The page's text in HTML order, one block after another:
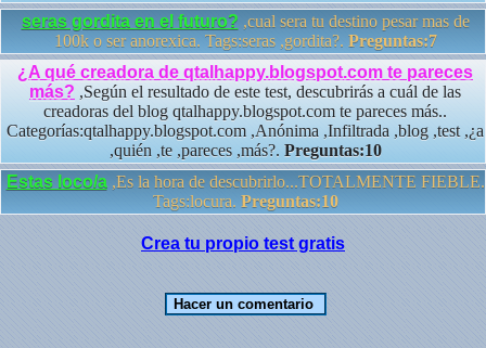
seras gordita en el futuro? ,cual sera tu destino pesar mas de
100k o ser anorexica. Tags:seras ,gordita?. Preguntas:7
¿A qué creadora de qtalhappy.blogspot.com te pareces
más? ,Según el resultado de este test, descubrirás a cuál de las
creadoras del blog qtalhappy.blogspot.com te pareces más..
Categorías:qtalhappy.blogspot.com ,Anónima ,Infiltrada ,blog ,test ,¿a
,quién ,te ,pareces ,más?. Preguntas:10
Estas loco/a,Es la hora de descubrirlo...TOTALMENTE FIEBLE.
Tags:locura. Preguntas:10
Crea tu propio test gratis